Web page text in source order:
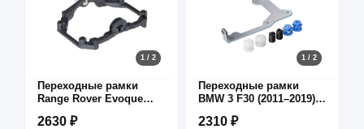
1 / 2
Переходные рамки
Range Rover Evoque
для замены штатных
2630 ₽
1 / 2
Переходные рамки
BMW 3 F30 (2011–2019)
на Hella 3R/5R
2310 ₽